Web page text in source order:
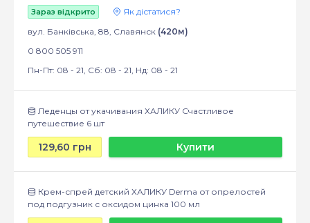
Зараз відкрито
Як дістатися?
вул. Банківська, 88, Славянск (420м)
0 800 505 911
Пн-Пт: 08 - 21, Сб: 08 - 21, Нд: 08 - 21
Леденцы от укачивания ХАЛИКУ Счастливое
путешествие 6 шт
129,60 грн Купити
Крем-спрей детский ХАЛИКУ Derma от опрелостей
под подгузник с оксидом цинка 100 мл